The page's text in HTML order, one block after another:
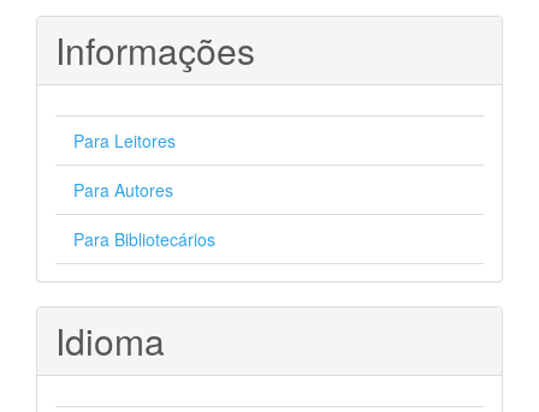
Informações
Para Leitores
Para Autores
Para Bibliotecários
Idioma